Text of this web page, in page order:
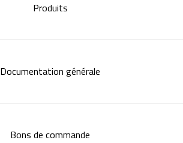
Produits
Documentation générale
Bons de commande